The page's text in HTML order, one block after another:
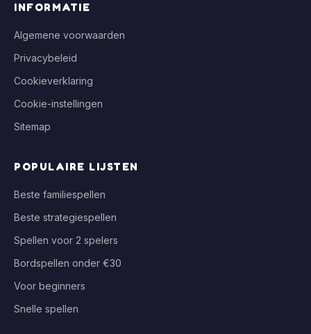
INFORMATIE
Algemene voorwaarden
Privacybeleid
Cookieverklaring
Cookie-instellingen
Sitemap
POPULAIRE LIJSTEN
Beste familiespellen
Beste strategiespellen
Spellen voor 2 spelers
Bordspellen onder €30
Voor beginners
Snelle spellen